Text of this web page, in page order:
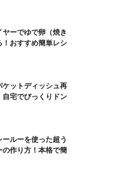
ヤーでゆで卵（焼き
！おすすめ簡単レシ
ケットディッシュ再
自宅でびっくりドン
ールーを使った超う
の作り方！本格で簡